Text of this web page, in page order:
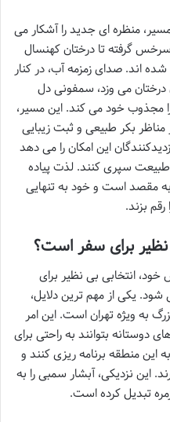
منظره ای جدید را آشکار می
گرفته تا درختان کهنسال
اند. صدای زمزمه آب، در کنار
درختان می وزد، سمفونی دل
مجذوب خود می کند. این مسیر،
بکر طبیعی و ثبت زیبایی
این امکان را می دهد
سپری کنند. لذت پیاده
به مقصد است و خود به تنهایی
بزند.
نظیر برای سفر است؟
انتخابی بی نظیر برای
یکی از مهم ترین دلایل،
به ویژه تهران است. این امر
دوستانه بتوانند به راحتی برای
این منطقه برنامه ریزی کنند و
این نزدیکی، آبشار سمبی را به
تبدیل کرده است.